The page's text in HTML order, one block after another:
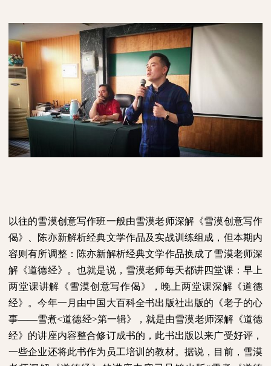
以往的雪漠创意写作班一般由雪漠老师深解《雪漠创意写作
偈》、陈亦新解析经典文学作品及实战训练组成，但本期内
容则有所调整：陈亦新解析经典文学作品换成了雪漠老师深
解《道德经》。也就是说，雪漠老师每天都讲四堂课：早上
两堂课讲解《雪漠创意写作偈》，晚上两堂课深解《道德
经》。今年一月由中国大百科全书出版社出版的《老子的心
事——雪煮<道德经>第一辑》，就是由雪漠老师深解《道德
经》的讲座内容整合修订成书的，此书出版以来广受好评，
一些企业还将此书作为员工培训的教材。据说，目前，雪漠